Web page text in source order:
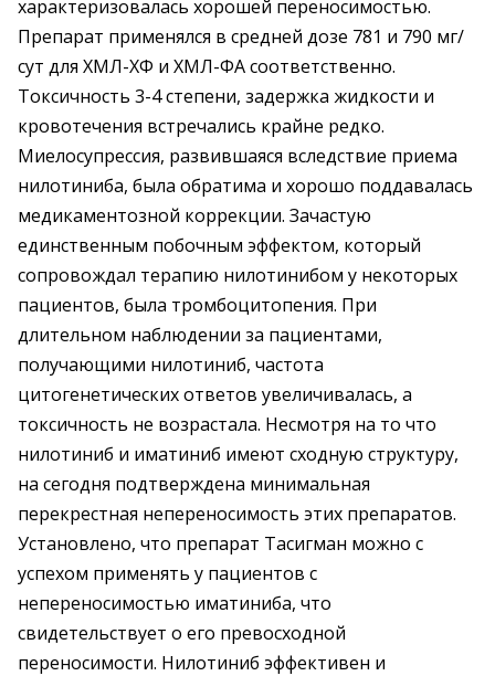
характеризовалась хорошей переносимостью.
Препарат применялся в средней дозе 781 и 790 мг/
сут для ХМЛ-ХФ и ХМЛ-ФА соответственно.
Токсичность 3-4 степени, задержка жидкости и
кровотечения встречались крайне редко.
Миелосупрессия, развившаяся вследствие приема
нилотиниба, была обратима и хорошо поддавалась
медикаментозной коррекции. Зачастую
единственным побочным эффектом, который
сопровождал терапию нилотинибом у некоторых
пациентов, была тромбоцитопения. При
длительном наблюдении за пациентами,
получающими нилотиниб, частота
цитогенетических ответов увеличивалась, а
токсичность не возрастала. Несмотря на то что
нилотиниб и иматиниб имеют сходную структуру,
на сегодня подтверждена минимальная
перекрестная непереносимость этих препаратов.
Установлено, что препарат Тасигман можно с
успехом применять у пациентов с
непереносимостью иматиниба, что
свидетельствует о его превосходной
переносимости. Нилотиниб эффективен и